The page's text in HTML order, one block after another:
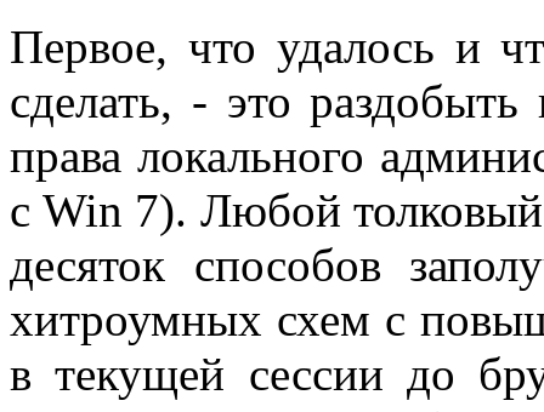
Первое, что удалось и
сделать, - это
права локального
с Win 7). Любой толковый
десяток способов
хитроумных схем с
в текущей сессии до